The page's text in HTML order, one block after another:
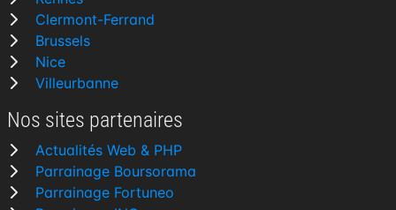
Clermont-Ferrand
Brussels
Nice
Villeurbanne
Nos sites partenaires
Actualités Web & PHP
Parrainage Boursorama
Parrainage Fortuneo